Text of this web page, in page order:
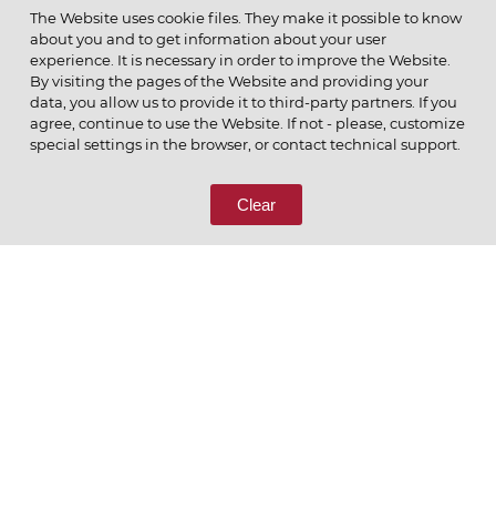
МЕНЮ
© 2026 ОАО
ПОЗВОНИТЕ НАМ
8 (800) 333-65-66
The Website uses cookie files. They make it possible to know
about you and to get information about your user
experience. It is necessary in order to improve the Website.
By visiting the pages of the Website and providing your
data, you allow us to provide it to third-party partners. If you
agree, continue to use the Website. If not - please, customize
special settings in the browser, or contact technical support.
Clear